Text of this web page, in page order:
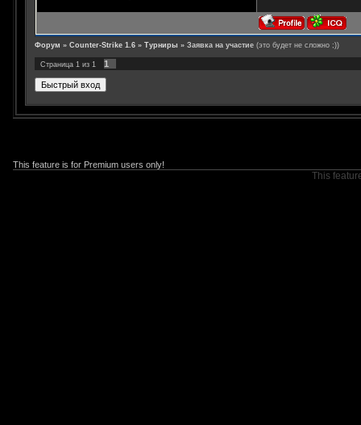
Форум » Counter-Strike 1.6 » Турниры » Заявка на участие (это будет не сложно ;))
Страница 1 из 1 1
This feature is for Premium users only!
This